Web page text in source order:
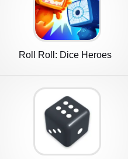
Roll Roll: Dice Heroes